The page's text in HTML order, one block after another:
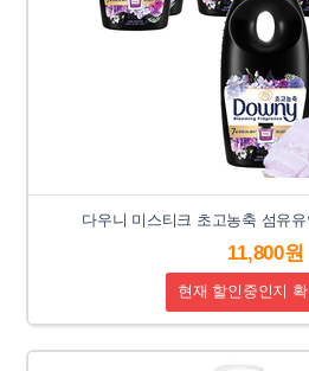
다우니 미스티크 초고농축 섬유
11,800원
현재 할인중인지 확